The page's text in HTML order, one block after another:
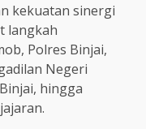
kekuatan sinergi
langkah
Polres Binjai,
Negeri
hingga